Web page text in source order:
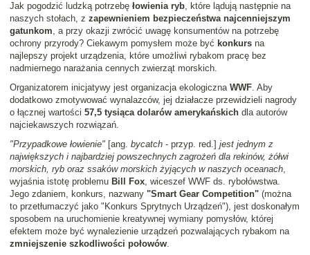
Jak pogodzić ludzką potrzebę łowienia ryb, które lądują następnie na
naszych stołach, z zapewnieniem bezpieczeństwa najcenniejszym
gatunkom, a przy okazji zwrócić uwagę konsumentów na potrzebę
ochrony przyrody? Ciekawym pomysłem może być konkurs na
najlepszy projekt urządzenia, które umożliwi rybakom pracę bez
nadmiernego narażania cennych zwierząt morskich.
Organizatorem inicjatywy jest organizacja ekologiczna WWF. Aby
dodatkowo zmotywować wynalazców, jej działacze przewidzieli nagrody
o łącznej wartości 57,5 tysiąca dolarów amerykańskich dla autorów
najciekawszych rozwiązań.
"Przypadkowe łowienie" [ang. bycatch - przyp. red.] jest jednym z
największych i najbardziej powszechnych zagrożeń dla rekinów, żółwi
morskich, ryb oraz ssaków morskich żyjących w naszych oceanach,
wyjaśnia istotę problemu Bill Fox, wiceszef WWF ds. rybołówstwa.
Jego zdaniem, konkurs, nazwany "Smart Gear Competition" (można
to przetłumaczyć jako "Konkurs Sprytnych Urządzeń"), jest doskonałym
sposobem na uruchomienie kreatywnej wymiany pomysłów, której
efektem może być wynalezienie urządzeń pozwalających rybakom na
zmniejszenie szkodliwości połowów.